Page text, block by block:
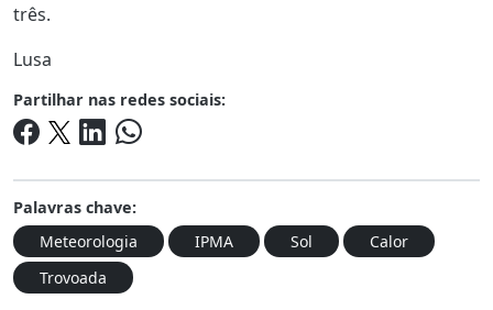
três.
Lusa
Partilhar nas redes sociais:
Palavras chave:
Meteorologia
IPMA Sol
Calor
Trovoada